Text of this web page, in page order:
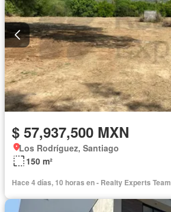
$ 57,937,500 MXN
Los Rodríguez, Santiago
150 m²
Hace 4 días, 10 horas en - Realty Experts Team